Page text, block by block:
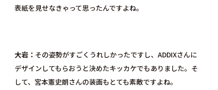
表紙を見せなきゃって思ったんですよね。
大岩
その姿勢がすごくうれしかったですし、ADDIXさんに
デザインしてもらおうと決めたキッカケでもありました。そ
して、宮本憲史朗さんの装画もとても素敵ですよね。